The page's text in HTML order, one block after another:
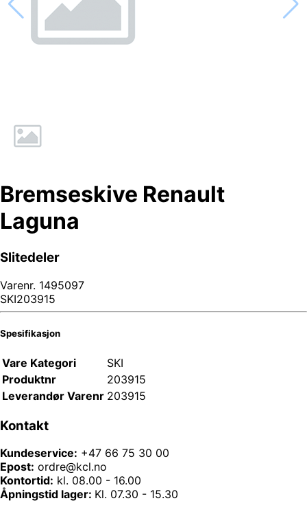
Bremseskive Renault
Laguna
Slitedeler
Varenr. 1495097
SKI203915
Spesifikasjon
Vare Kategori
SKI
Produktnr
203915
Leverandør Varenr 203915
Kontakt
Kundeservice: +47 66 75 30 00
Epost: ordre@kcl.no
Kontortid: kl. 08.00 - 16.00
Åpningstid lager: Kl. 07.30 - 15.30